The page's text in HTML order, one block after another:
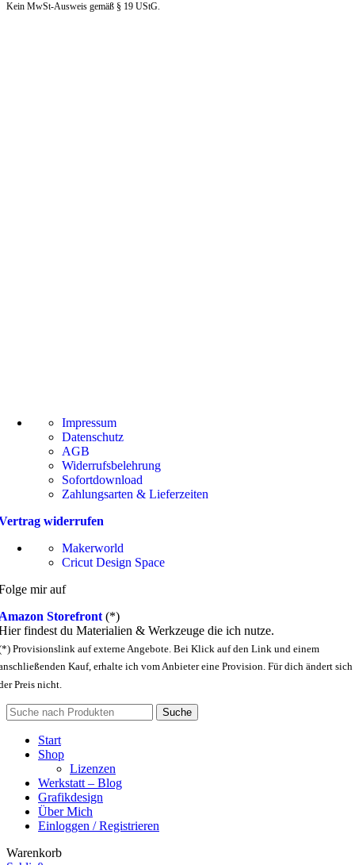
Kein MwSt-Ausweis gemäß § 19 UStG.
Impressum
Datenschutz
AGB
Widerrufsbelehrung
Sofortdownload
Zahlungsarten & Lieferzeiten
widerrufen
Makerworld
Cricut Design Space
mir auf
Storefront (*)
findest du Materialien & Werkzeuge die ich nutze.
Provisionslink auf externe Angebote. Bei Klick auf den Link und einem
Kauf, erhalte ich vom Anbieter eine Provision. Für dich ändert sich
Preis nicht.
Suche
Start
Shop
Lizenzen
Werkstatt – Blog
Grafikdesign
Über Mich
Einloggen / Registrieren
Warenkorb